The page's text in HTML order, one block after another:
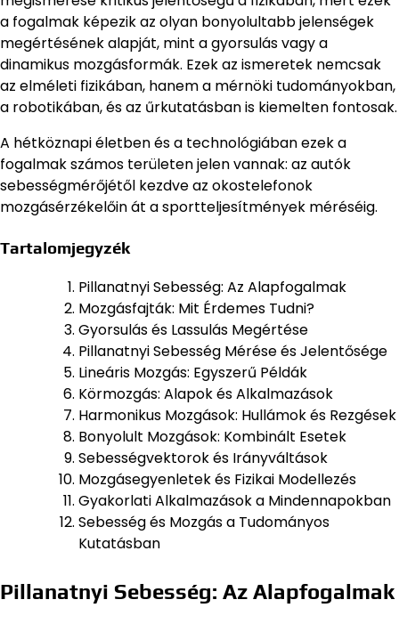
a fogalmak képezik az olyan bonyolultabb jelenségek
megértésének alapját, mint a gyorsulás vagy a
dinamikus mozgásformák. Ezek az ismeretek nemcsak
az elméleti fizikában, hanem a mérnöki tudományokban,
a robotikában, és az űrkutatásban is kiemelten fontosak.
A hétköznapi életben és a technológiában ezek a
fogalmak számos területen jelen vannak: az autók
sebességmérőjétől kezdve az okostelefonok
mozgásérzékelőin át a sportteljesítmények méréséig.
Tartalomjegyzék
Pillanatnyi Sebesség: Az Alapfogalmak
Mozgásfajták: Mit Érdemes Tudni?
Gyorsulás és Lassulás Megértése
Pillanatnyi Sebesség Mérése és Jelentősége
Lineáris Mozgás: Egyszerű Példák
Körmozgás: Alapok és Alkalmazások
Harmonikus Mozgások: Hullámok és Rezgések
Bonyolult Mozgások: Kombinált Esetek
Sebességvektorok és Irányváltások
Mozgásegyenletek és Fizikai Modellezés
Gyakorlati Alkalmazások a Mindennapokban
Sebesség és Mozgás a Tudományos
Kutatásban
Pillanatnyi Sebesség: Az Alapfogalmak